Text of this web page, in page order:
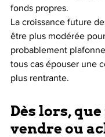
fonds propres.
La croissance future
être plus modérée
probablement
tous cas épouser une
plus rentrante.
Dès lors,
vendre ou